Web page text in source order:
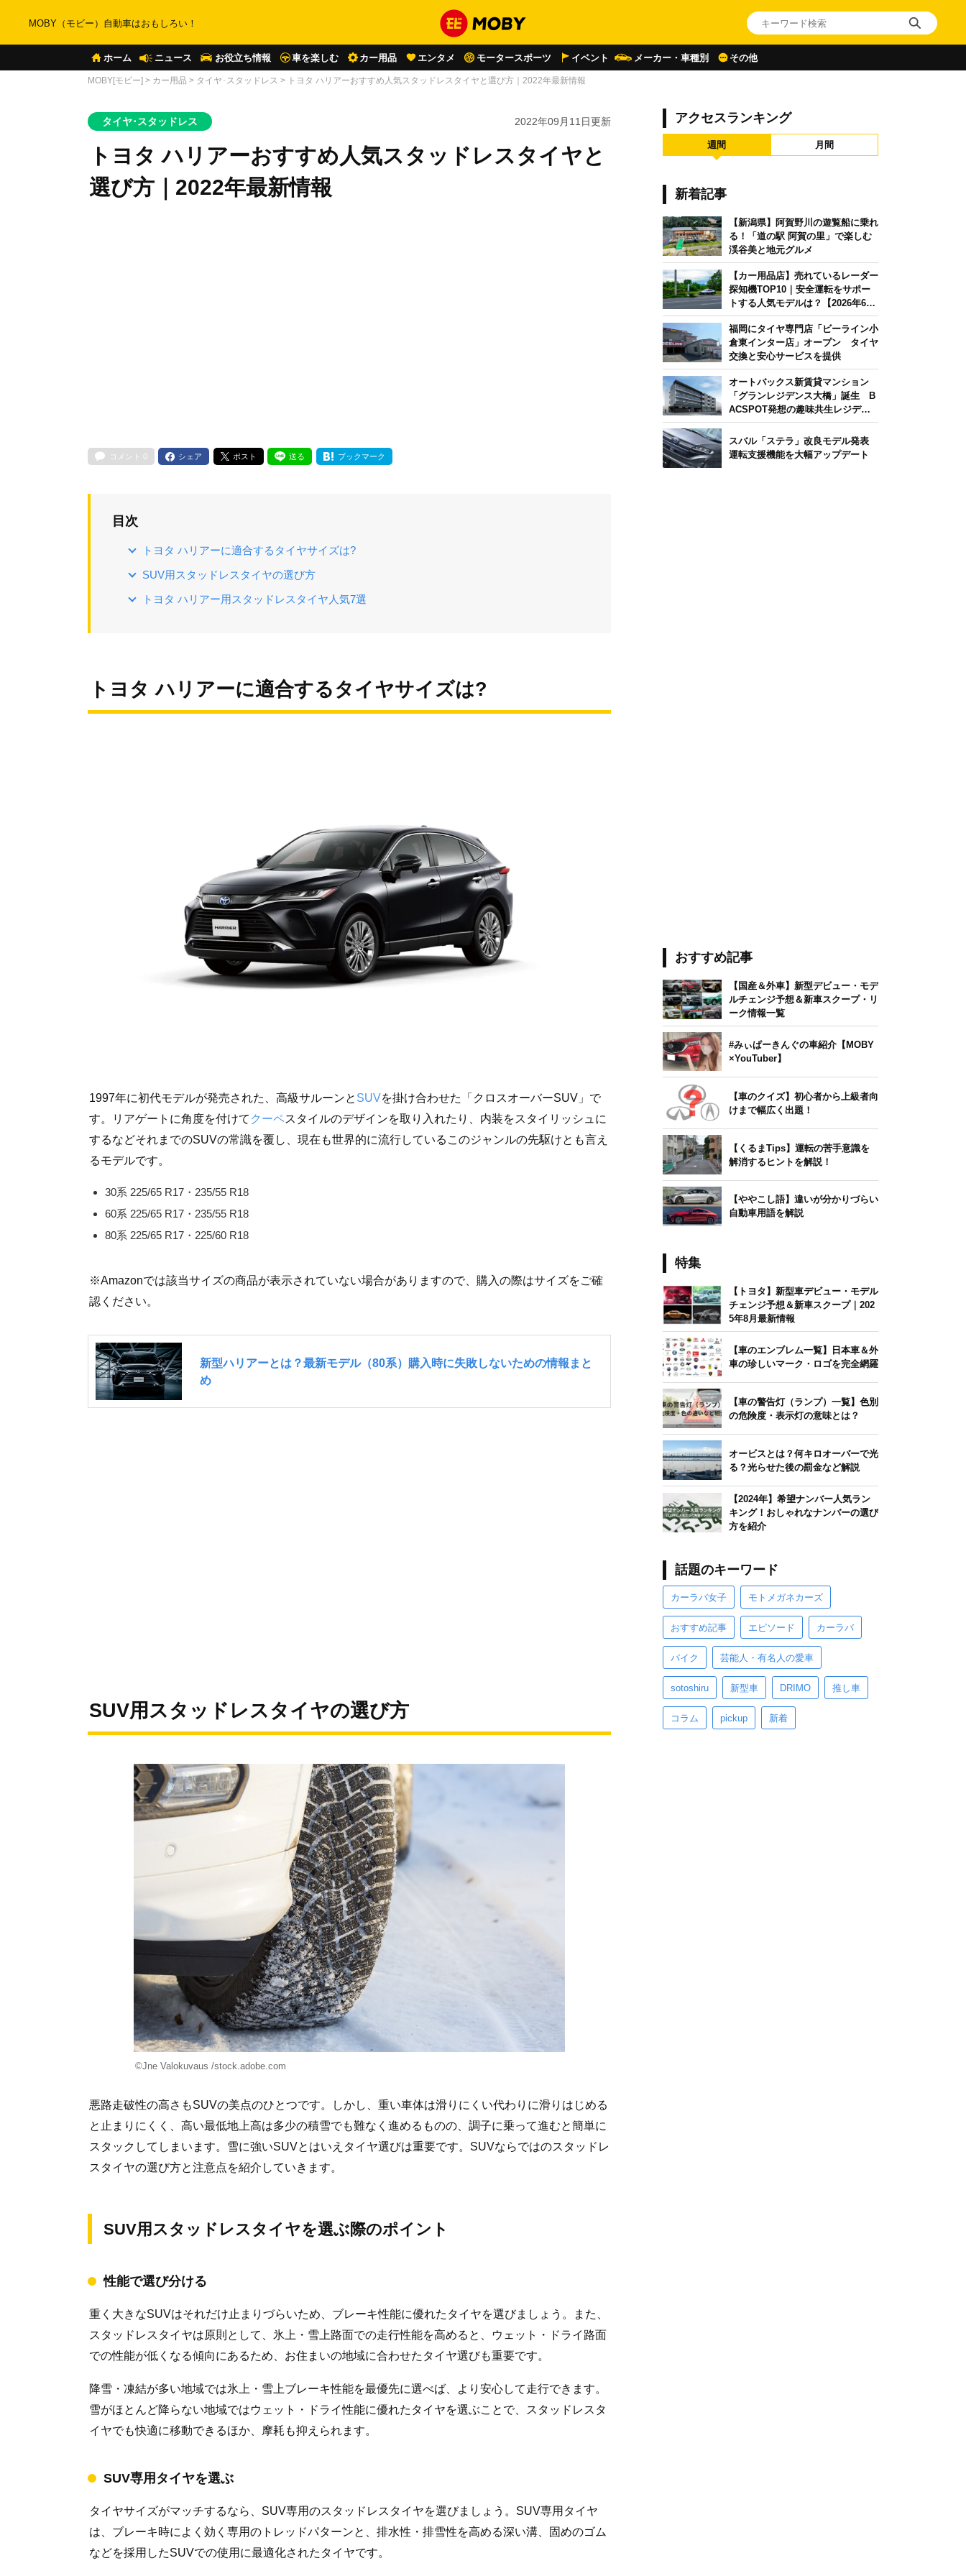
MOBY（モビー）自動車はおもしろい！
ホーム ニュース お役立ち情報 車を楽しむ カー用品 エンタメ モータースポーツ イベント メーカー・車種別 その他
MOBY[モビー] > カー用品 > タイヤ･スタッドレス > トヨタ ハリアーおすすめ人気スタッドレスタイヤと選び方｜2022年最新情報
タイヤ･スタッドレス 2022年09月11日更新
トヨタ ハリアーおすすめ人気スタッドレスタイヤと
選び方｜2022年最新情報
コメント 0 シェア ポスト 送る ブックマーク
目次
トヨタ ハリアーに適合するタイヤサイズは?
SUV用スタッドレスタイヤの選び方
トヨタ ハリアー用スタッドレスタイヤ人気7選
トヨタ ハリアーに適合するタイヤサイズは?
1997年に初代モデルが発売された、高級サルーンと SUVを掛け合わせた「クロスオーバーSUV」で
す。リアゲートに角度を付けて クーペスタイルのデザインを取り入れたり、内装をスタイリッシュに
するなどそれまでのSUVの常識を覆し、現在も世界的に流行しているこのジャンルの先駆けとも言え
るモデルです。
30系 225/65 R17・235/55 R18
60系 225/65 R17・235/55 R18
80系 225/65 R17・225/60 R18
※Amazonでは該当サイズの商品が表示されていない場合がありますので、購入の際はサイズをご確
認ください。
SUV用スタッドレスタイヤの選び方
©Jne Valokuvaus /stock.adobe.com
悪路走破性の高さもSUVの美点のひとつです。しかし、重い車体は滑りにくい代わりに滑りはじめる
と止まりにくく、高い最低地上高は多少の積雪でも難なく進めるものの、調子に乗って進むと簡単に
スタックしてしまいます。雪に強いSUVとはいえタイヤ選びは重要です。SUVならではのスタッドレ
スタイヤの選び方と注意点を紹介していきます。
SUV用スタッドレスタイヤを選ぶ際のポイント
性能で選び分ける
重く大きなSUVはそれだけ止まりづらいため、ブレーキ性能に優れたタイヤを選びましょう。また、
スタッドレスタイヤは原則として、氷上・雪上路面での走行性能を高めると、ウェット・ドライ路面
での性能が低くなる傾向にあるため、お住まいの地域に合わせたタイヤ選びも重要です。
降雪・凍結が多い地域では氷上・雪上ブレーキ性能を最優先に選べば、より安心して走行できます。
雪がほとんど降らない地域ではウェット・ドライ性能に優れたタイヤを選ぶことで、スタッドレスタ
イヤでも快適に移動できるほか、摩耗も抑えられます。
SUV専用タイヤを選ぶ
タイヤサイズがマッチするなら、SUV専用のスタッドレスタイヤを選びましょう。SUV専用タイヤ
は、ブレーキ時によく効く専用のトレッドパターンと、排水性・排雪性を高める深い溝、固めのゴム
などを採用したSUVでの使用に最適化されたタイヤです。
アクセスランキング
週間 月間
新着記事
【新潟県】阿賀野川の遊覧船に乗れ
る！「道の駅 阿賀の里」で楽しむ
渓谷美と地元グルメ
【カー用品店】売れているレーダー
探知機TOP10｜安全運転をサポー
トする人気モデルは？【2026年6月
版】
福岡にタイヤ専門店「ビーライン小
倉東インター店」オープン タイヤ
交換と安心サービスを提供
オートバックス新賃貸マンション
「グランレジデンス大橋」誕生 B
ACSPOT発想の趣味共生レジデン
ス
スバル「ステラ」改良モデル発表
運転支援機能を大幅アップデート
おすすめ記事
【国産＆外車】新型デビュー・モデ
ルチェンジ予想＆新車スクープ・リ
ーク情報一覧
#みぃぱーきんぐの車紹介【MOBY
×YouTuber】
【車のクイズ】初心者から上級者向
けまで幅広く出題！
【くるまTips】運転の苦手意識を
解消するヒントを解説！
【ややこし語】違いが分かりづらい
自動車用語を解説
特集
【トヨタ】新型車デビュー・モデル
チェンジ予想＆新車スクープ｜202
5年8月最新情報
【車のエンブレム一覧】日本車＆外
車の珍しいマーク・ロゴを完全網羅
【車の警告灯（ランプ）一覧】色別
の危険度・表示灯の意味とは？
オービスとは？何キロオーバーで光
る？光らせた後の罰金など解説
【2024年】希望ナンバー人気ラン
キング！おしゃれなナンバーの選び
方を紹介
話題のキーワード
カーラバ女子 モトメガネカーズ
おすすめ記事 エピソード カーラバ
バイク 芸能人・有名人の愛車
sotoshiru 新型車 DRIMO 推し車
コラム pickup 新着